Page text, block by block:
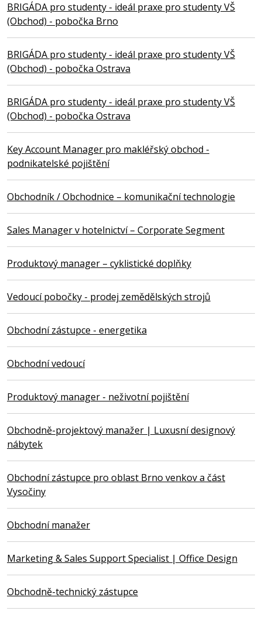
BRIGÁDA pro studenty - ideál praxe pro studenty VŠ
(Obchod) - pobočka Brno
BRIGÁDA pro studenty - ideál praxe pro studenty VŠ
(Obchod) - pobočka Ostrava
BRIGÁDA pro studenty - ideál praxe pro studenty VŠ
(Obchod) - pobočka Ostrava
Key Account Manager pro makléřský obchod -
podnikatelské pojištění
Obchodník / Obchodnice – komunikační technologie
Sales Manager v hotelnictví – Corporate Segment
Produktový manager – cyklistické doplňky
Vedoucí pobočky - prodej zemědělských strojů
Obchodní zástupce - energetika
Obchodní vedoucí
Produktový manager - neživotní pojištění
Obchodně-projektový manažer | Luxusní designový
nábytek
Obchodní zástupce pro oblast Brno venkov a část
Vysočiny
Obchodní manažer
Marketing & Sales Support Specialist | Office Design
Obchodně-technický zástupce